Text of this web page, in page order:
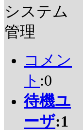
システム
管理
コメン
ト :0
待機ユ
ーザ:1